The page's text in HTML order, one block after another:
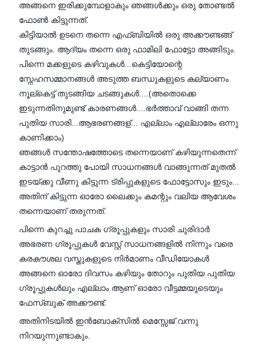
അങ്ങനെ ഇരിക്കുമ്പോളാകും ഞങ്ങൾക്കും ഒരു തോണ്ടൽ
ഫോൺ കിട്ടുന്നത്.
കിട്ടിയാൽ ഉടനെ തന്നെ എഫ്ബിയിൽ ഒരു അക്കൗണ്ടങ്ങ്
തുടങ്ങും. ആദ്യം തന്നെ ഒരു ഫാമിലി ഫോട്ടോ അങ്ങിടും.
പിന്നെ മക്കളുടെ കഴിവുകൾ...കെട്ടിയോന്റെ
സ്നേഹസമ്മാനങ്ങൾ അടുത്ത ബന്ധുകളുടെ കല്യാണം
നൂല്കെട്ട് തുടങ്ങിയ ചടങ്ങുകൾ....(അതൊക്കെ
ഇടുന്നതിനുമുണ്ട് കാരണങ്ങൾ....ഭർത്താവ് വാങ്ങി തന്ന
പുതിയ സാരി...ആഭരണങ്ങള്... എല്ലാം എല്ലാരേം ഒന്നു
കാണിക്കാം)
ഞങ്ങൾ സന്തോഷത്തോടെ തന്നെയാണ് കഴിയുന്നതെന്ന്
കാട്ടാൻ പുറത്തു പോയി സാധനങ്ങൾ വാങ്ങുന്നത് മുതൽ
ഇടയ്ക്കു വീണു കിട്ടുന്ന ട്രിപ്പുകളുടെ ഫോട്ടോസും ഇടും...
അതിന് കിട്ടുന്ന ഓരോ ലൈക്കും കമന്റും വലിയ ആവേശം
തന്നെയാണ് തരുന്നത്.
പിന്നെ കുറച്ചു പാചക ഗ്രൂപ്പുകളും സാരി ചുരിദാർ
അഭരണ ഗ്രൂപ്പുകൾ വേസ്റ്റ് സാധനങ്ങളിൽ നിന്നും വരെ
കരകൗശല വസ്തുകളുടെ നിർമാണം വീഡിയോകൾ
അങ്ങനെ ഓരോ ദിവസം കഴിയും തോറും പുതിയ പുതിയ
ഗ്രൂപ്പുകൾലും എല്ലാം ആണ് ഓരോ വീട്ടമ്മയുടെയും
ഫേസ്ബുക് അക്കൗണ്ട്.
അതിനിടയിൽ ഇൻബോക്സിൽ മെസ്സേജ് വന്നു
നിറയുന്നുണ്ടാകും.